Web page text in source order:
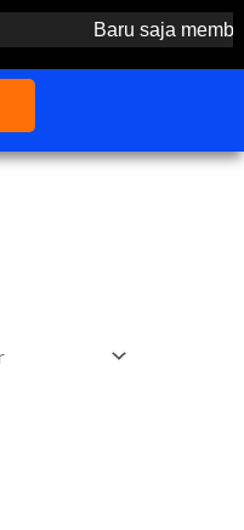
Baru saja